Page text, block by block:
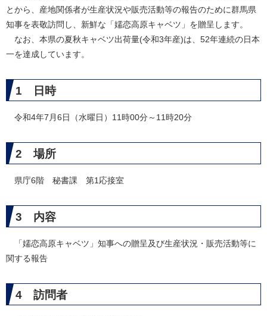
とから、産地関係者が生産状況や販売活動等の報告のために群馬県
知事を表敬訪問し、新鮮な「嬬恋高原キャベツ」を贈呈します。
なお、本県の夏秋キャベツ出荷量(令和3年産)は、52年連続の日本
一を達成しています。
1 日時
令和4年7月6日（水曜日）11時00分～11時20分
2 場所
県庁6階 秘書課 第1応接室
3 内容
「嬬恋高原キャベツ」知事への贈呈及び生産状況・販売活動等に
関する報告
4 訪問者